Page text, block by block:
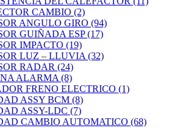
CAMBIO (2)
ANGULO GIRO (94)
GUIÑADA ESP(17)
IMPACTO (19)
LUZ – LLUVIA (32)
RADAR (24)
ALARMA (8)
FRENO ELECTRICO (1)
ASSY BCM (8)
ASSY-LDC (7)
CAMBIO AUTOMATICO (68)